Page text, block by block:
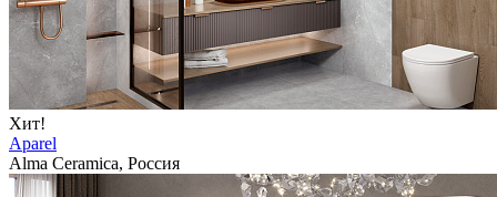
Хит!
Aparel
Alma Ceramica, Россия